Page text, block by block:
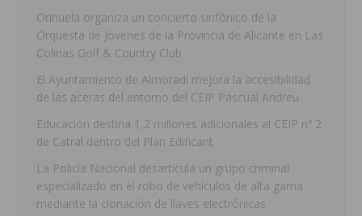
Orihuela organiza un concierto sinfónico de la
Orquesta de Jóvenes de la Provincia de Alicante en Las
Colinas Golf & Country Club
El Ayuntamiento de Almoradí mejora la accesibilidad
de las aceras del entorno del CEIP Pascual Andreu
Educación destina 1,2 millones adicionales al CEIP nº 2
de Catral dentro del Plan Edificant
La Policía Nacional desarticula un grupo criminal
especializado en el robo de vehículos de alta gama
mediante la clonación de llaves electrónicas